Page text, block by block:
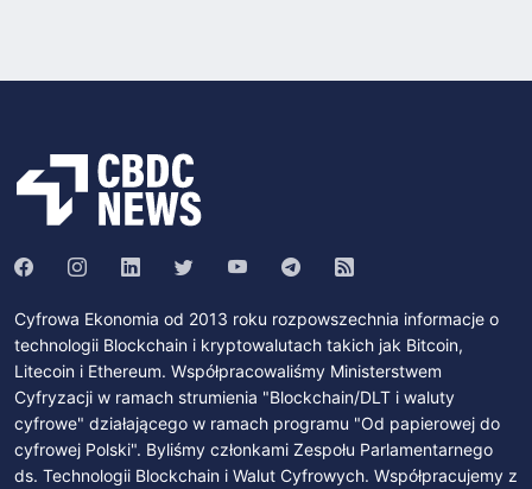
Cyfrowa Ekonomia od 2013 roku rozpowszechnia informacje o
technologii Blockchain i kryptowalutach takich jak Bitcoin,
Litecoin i Ethereum. Współpracowaliśmy Ministerstwem
Cyfryzacji w ramach strumienia "Blockchain/DLT i waluty
cyfrowe" działającego w ramach programu "Od papierowej do
cyfrowej Polski". Byliśmy członkami Zespołu Parlamentarnego
ds. Technologii Blockchain i Walut Cyfrowych. Współpracujemy z